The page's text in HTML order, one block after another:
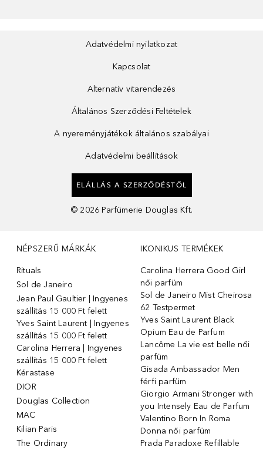
Adatvédelmi nyilatkozat
Kapcsolat
Alternatív vitarendezés
Általános Szerződési Feltételek
A nyereményjátékok általános szabályai
Adatvédelmi beállítások
ELÁLLÁS A SZERZŐDÉSTŐL
© 2026 Parfümerie Douglas Kft.
NÉPSZERŰ MÁRKÁK
Rituals
Sol de Janeiro
Jean Paul Gaultier | Ingyenes
szállítás 15 000 Ft felett
Yves Saint Laurent | Ingyenes
szállítás 15 000 Ft felett
Carolina Herrera | Ingyenes
szállítás 15 000 Ft felett
Kérastase
DIOR
Douglas Collection
MAC
Kilian Paris
The Ordinary
IKONIKUS TERMÉKEK
Carolina Herrera Good Girl
női parfüm
Sol de Janeiro Mist Cheirosa
62 Testpermet
Yves Saint Laurent Black
Opium Eau de Parfum
Lancôme La vie est belle női
parfüm
Gisada Ambassador Men
férfi parfüm
Giorgio Armani Stronger with
you Intensely Eau de Parfum
Valentino Born In Roma
Donna női parfüm
Prada Paradoxe Refillable